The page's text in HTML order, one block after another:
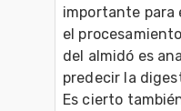
importante para
el
del almidó es
predecir la
Es cierto